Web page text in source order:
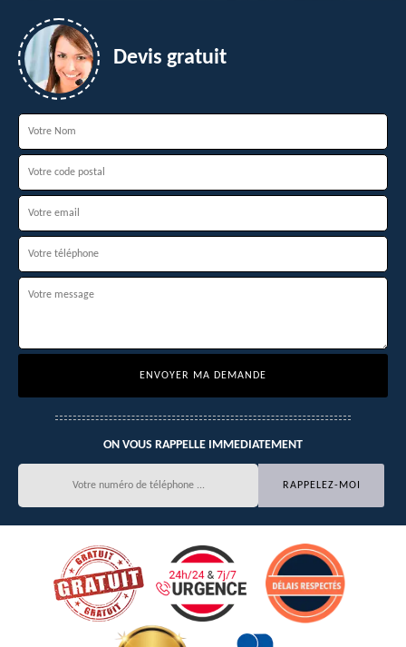
Devis gratuit
ON VOUS RAPPELLE IMMEDIATEMENT